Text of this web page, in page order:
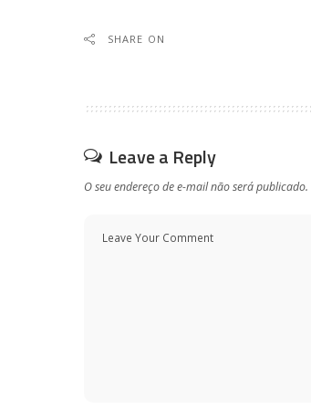
SHARE ON
Leave a Reply
O seu endereço de e-mail não será publicado.